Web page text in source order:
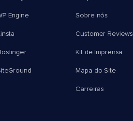
Engine Sobre nós
Customer Reviews
Kit de Imprensa
Mapa do Site
Carreiras